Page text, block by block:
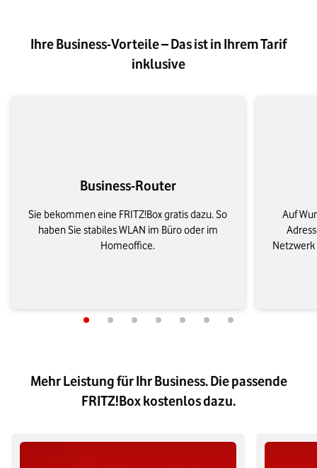
Ihre Business-Vorteile – Das ist in Ihrem Tarif
inklusive
Business-Router
Sie bekommen eine FRITZ!Box gratis dazu. So
haben Sie stabiles WLAN im Büro oder im
Homeoffice.
Auf
Netzwerk
Mehr Leistung für Ihr Business. Die passende
FRITZ!Box kostenlos dazu.